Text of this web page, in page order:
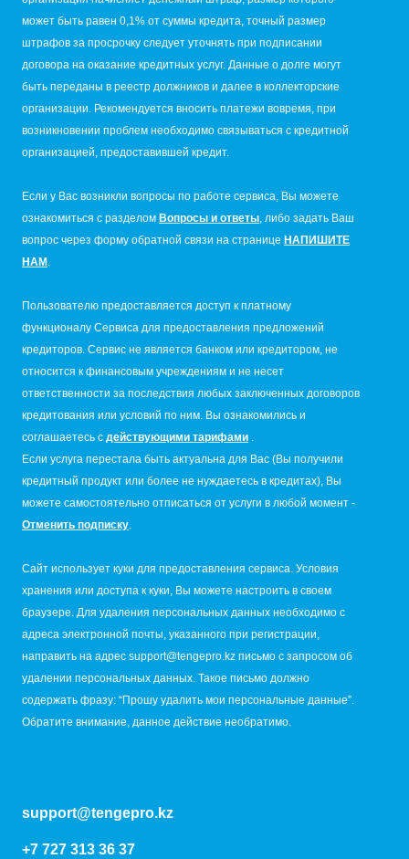
может быть равен 0,1% от суммы кредита, точный размер
штрафов за просрочку следует уточнять при подписании
договора на оказание кредитных услуг. Данные о долге могут
быть переданы в реестр должников и далее в коллекторские
организации. Рекомендуется вносить платежи вовремя, при
возникновении проблем необходимо связываться с кредитной
организацией, предоставившей кредит.
Если у Вас возникли вопросы по работе сервиса, Вы можете
ознакомиться с разделом Вопросы и ответы , либо задать Ваш
вопрос через форму обратной связи на странице НАПИШИТЕ
НАМ
Пользователю предоставляется доступ к платному
функционалу Сервиса для предоставления предложений
кредиторов. Сервис не является банком или кредитором, не
относится к финансовым учреждениям и не несет
ответственности за последствия любых заключенных договоров
кредитования или условий по ним. Вы ознакомились и
соглашаетесь с действующими тарифами
Если услуга перестала быть актуальна для Вас (Вы получили
кредитный продукт или более не нуждаетесь в кредитах), Вы
можете самостоятельно отписаться от услуги в любой момент -
Отменить подписку
Сайт использует куки для предоставления сервиса. Условия
хранения или доступа к куки, Вы можете настроить в своем
браузере. Для удаления персональных данных необходимо с
адреса электронной почты, указанного при регистрации,
направить на адрес support@tengepro.kz письмо с запросом об
удалении персональных данных. Такое письмо должно
содержать фразу: “Прошу удалить мои персональные данные”.
Обратите внимание, данное действие необратимо.
support@tengepro.kz
+7 727 313 36 37